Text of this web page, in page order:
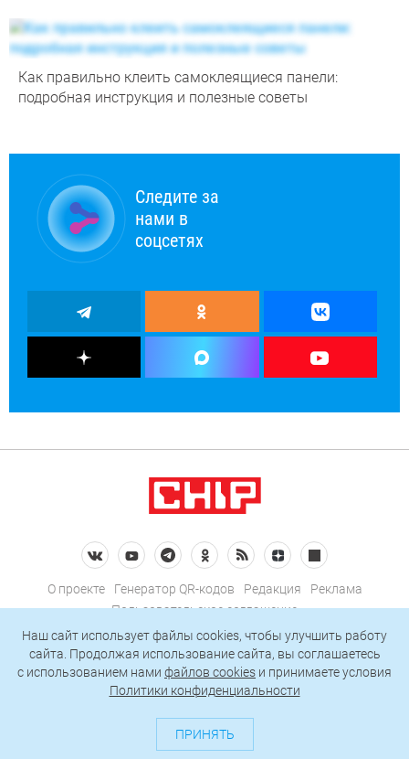
Как правильно клеить самоклеящиеся панели:
подробная инструкция и полезные советы
Следите за
нами в
соцсетях
О проекте Генератор QR-кодов Редакция
Реклама
Пользовательское соглашение
Политика конфиденциальности
Подписаться на рассылку
127018, Москва, ул. Полковая, д. 3, стр. 4, помещение I, комн. 23
Наш сайт использует файлы cookies, чтобы улучшить работу
сайта. Продолжая использование сайта, вы соглашаетесь
c использованием нами файлов cookies и принимаете условия
Политики конфиденциальности
ПРИНЯТЬ